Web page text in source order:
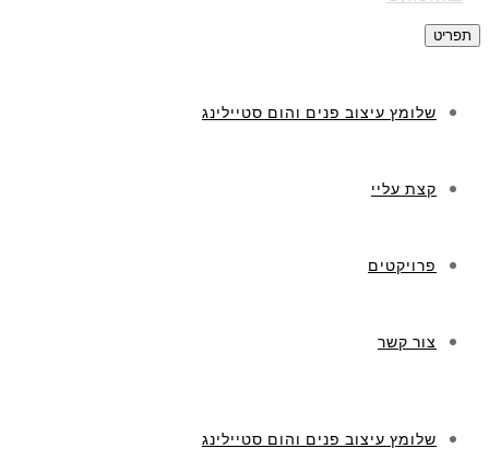
תפריט
שלומץ עיצוב פנים והום סטיילינג
קצת עליי
פרויקטים
צור קשר
שלומץ עיצוב פנים והום סטיילינג